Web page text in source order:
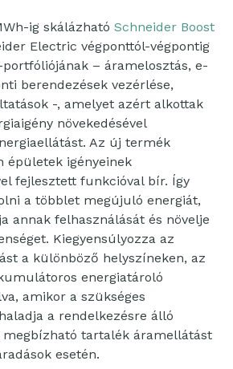
ig skálázható Schneider Boost
Electric végponttól-végpontig
– áramelosztás, e-
berendezések vezérlése,
-, amelyet azért alkottak
növekedésével
Az új termék
épületek igényeinek
fejlesztett funkcióval bír. Így
a többlet megújuló energiát,
annak felhasználását és növelje
Kiegyensúlyozza az
a különböző helyszíneken, az
energiatároló
amikor a szükséges
a rendelkezésre álló
tartalék áramellátást
esetén.